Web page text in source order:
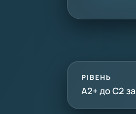
РІВЕНЬ
A2+ до C2 за